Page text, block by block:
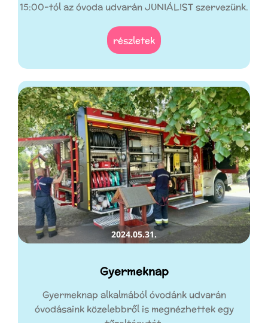
15:00-tól az óvoda udvarán JUNIÁLIST szervezünk.
részletek
2024.05.31.
Gyermeknap
Gyermeknap alkalmából óvodánk udvarán
óvodásaink közelebbről is megnézhettek egy